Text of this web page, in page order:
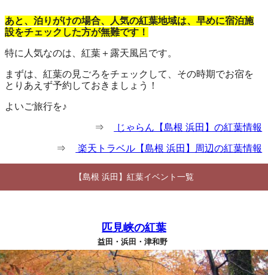
あと、泊りがけの場合、人気の紅葉地域は、早めに宿泊施
設をチェックした方が無難です！
特に人気なのは、紅葉＋露天風呂です。
まずは、紅葉の見ごろをチェックして、その時期でお宿を
とりあえず予約しておきましょう！
よいご旅行を♪
⇒ じゃらん【島根 浜田】の紅葉情報
⇒ 楽天トラベル【島根 浜田】周辺の紅葉情報
【島根 浜田】紅葉イベント一覧
匹見峡の紅葉
益田・浜田・津和野